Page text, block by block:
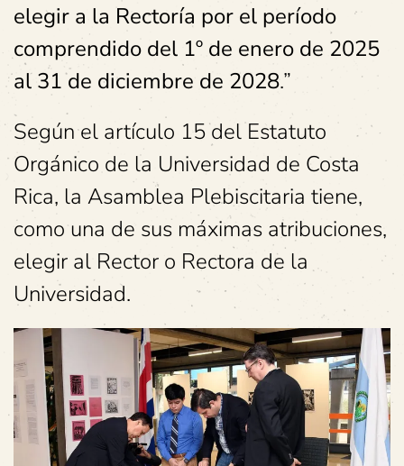
elegir a la Rectoría por el período
comprendido del 1º de enero de 2025
al 31 de diciembre de 2028.”
Según el artículo 15 del Estatuto
Orgánico de la Universidad de Costa
Rica, la Asamblea Plebiscitaria tiene,
como una de sus máximas atribuciones,
elegir al Rector o Rectora de la
Universidad.